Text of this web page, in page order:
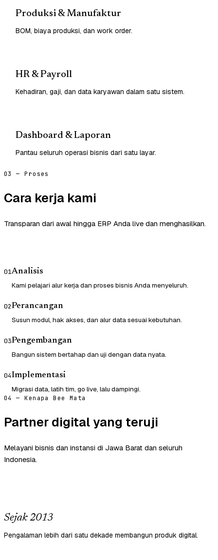
Produksi & Manufaktur
BOM, biaya produksi, dan work order.
HR & Payroll
Kehadiran, gaji, dan data karyawan dalam satu sistem.
Dashboard & Laporan
Pantau seluruh operasi bisnis dari satu layar.
03 — Proses
Cara kerja kami
Transparan dari awal hingga ERP Anda live dan menghasilkan.
01Analisis
Kami pelajari alur kerja dan proses bisnis Anda menyeluruh.
02Perancangan
Susun modul, hak akses, dan alur data sesuai kebutuhan.
03Pengembangan
Bangun sistem bertahap dan uji dengan data nyata.
04Implementasi
Migrasi data, latih tim, go live, lalu dampingi.
04 — Kenapa Bee Mata
Partner digital yang teruji
Melayani bisnis dan instansi di Jawa Barat dan seluruh
Indonesia.
Sejak 2013
Pengalaman lebih dari satu dekade membangun produk digital.